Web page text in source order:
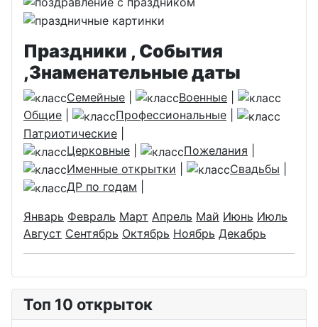
Праздники , События
,Знаменательные даты
Семейные Военные
Общие
Профессиональные
Патриотические
Церковные
Пожелания
Именные открытки
Свадьбы
ДР по годам
Январь Февраль Март Апрель Май Июнь Июль
Август Сентябрь Октябрь Ноябрь Декабрь
Топ 10 открыток